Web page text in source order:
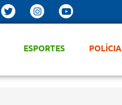
ESPORTES POLÍCIA